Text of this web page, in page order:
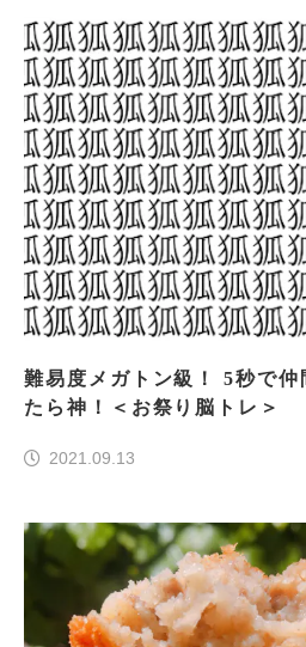
難易度メガトン級！ 5秒で仲
たら神！＜お祭り脳トレ＞
2021.09.13